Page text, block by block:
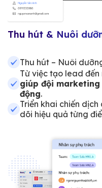
Thu hút & Nuôi
Thu hút – Nuôi
Từ việc tạo lead
giúp đội marketing
động.
Triển khai chiến
dõi hiệu quả từng